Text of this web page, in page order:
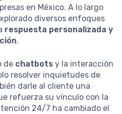
en México. A lo largo
diversos enfoques
respuesta personalizada y
.
de chatbots y la interacción
resolver inquietudes de
darle al cliente una
refuerza su vínculo con la
24/7 ha cambiado el